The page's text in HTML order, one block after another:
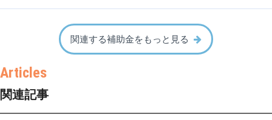
関連する補助金をもっと見る
関連記事